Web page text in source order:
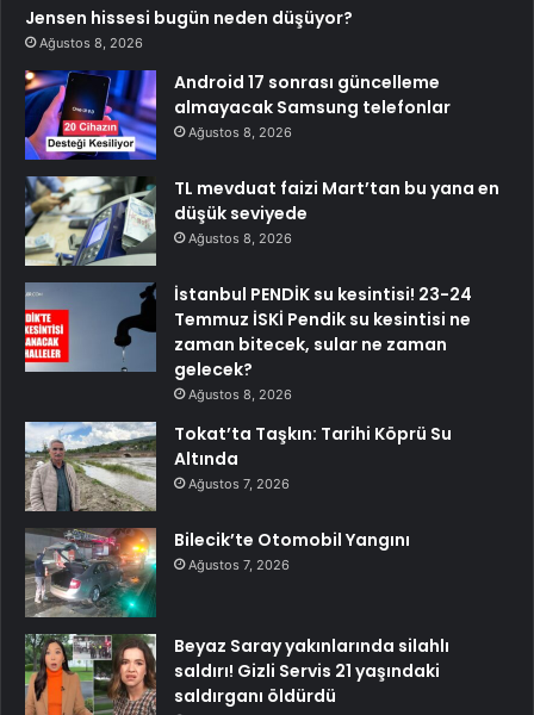
Jensen hissesi bugün neden düşüyor?
Ağustos 8, 2026
Android 17 sonrası güncelleme
almayacak Samsung telefonlar
Ağustos 8, 2026
TL mevduat faizi Mart’tan bu yana en
düşük seviyede
Ağustos 8, 2026
İstanbul PENDİK su kesintisi! 23-24
Temmuz İSKİ Pendik su kesintisi ne
zaman bitecek, sular ne zaman
gelecek?
Ağustos 8, 2026
Tokat’ta Taşkın: Tarihi Köprü Su
Altında
Ağustos 7, 2026
Bilecik’te Otomobil Yangını
Ağustos 7, 2026
Beyaz Saray yakınlarında silahlı
saldırı! Gizli Servis 21 yaşındaki
saldırganı öldürdü